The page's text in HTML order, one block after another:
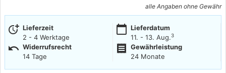
alle Angaben ohne Gewähr
more_time Lieferzeit
2 - 4 Werktage
calendar_today Lieferdatum
11. - 13. Aug.3
undo Widerrufsrecht
14 Tage
receipt
Gewährleistung
24 Monate